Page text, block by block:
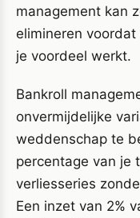
management kan
elimineren
je voordeel werkt.
Bankroll
onvermijdelijke
weddenschap te
percentage van je
verliesseries
Een inzet van 2%